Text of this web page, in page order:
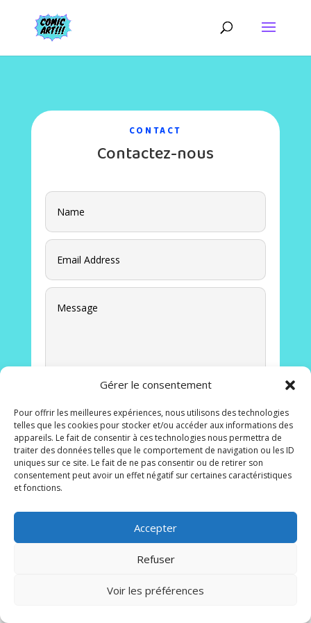
Gérer le consentement
Pour offrir les meilleures expériences, nous utilisons des technologies
telles que les cookies pour stocker et/ou accéder aux informations des
appareils. Le fait de consentir à ces technologies nous permettra de
traiter des données telles que le comportement de navigation ou les ID
uniques sur ce site. Le fait de ne pas consentir ou de retirer son
consentement peut avoir un effet négatif sur certaines caractéristiques
et fonctions.
Accepter
Refuser
Voir les préférences
CONTACT
Contactez-nous
ENVOI
Alternative:
À propos
Politique de cookies (UE)
Comicart © 2023